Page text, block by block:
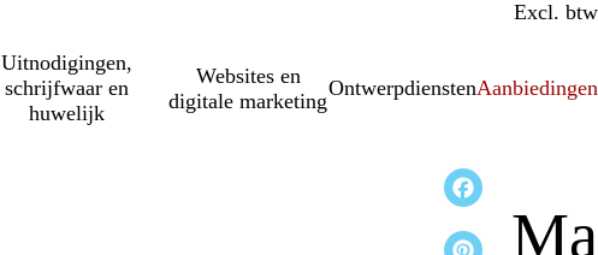
Incl. btw
Excl. btw
Uitnodigingen,
schrijfwaar en
huwelijk
Websites en
digitale marketing
OntwerpdienstenAanbiedingen
Ma